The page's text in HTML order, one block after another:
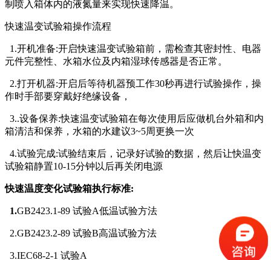
制喷入箱体内的液氮量来实现快速降温。
快速温变试验箱操作流程
1.开机准备:开启快速温变试验箱前，需检查其密封性、电器
元件完整性、水箱水位及内箱湿球传感器是否正常。
2.打开机器:开启后等待机器预工作30秒再进行试验操作，操
作时手部要穿戴好绝缘设备，
3..设备保养:快速温变试验箱在每次使用后应做机台外箱和内
箱清洁和保养，水箱的水建议3~5周更换一次
4.试验完成:试验结束后，记录好试验的数据，然后让快温变
试验箱静置10-15分钟以后再关闭电源
快速温度变化试验箱执行标准:
1.GB2423.1-89 试验A低温试验方法
2.GB2423.2-89 试验B高温试验方法
3.IEC68-2-1 试验A